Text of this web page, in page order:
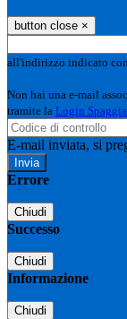
button close ×
all'indirizzo indicato
Non hai una e-mail
tramite la Login
E-mail inviata, si
Errore
Chiudi
Successo
Chiudi
Informazione
Chiudi